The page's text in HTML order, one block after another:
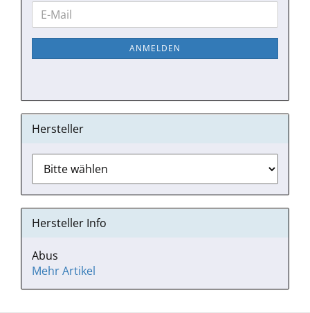
WEITER
ZUR
NEWSLETTER-
E-
Mail
ANMELDEN
Hersteller
Hersteller Info
Abus
Mehr Artikel